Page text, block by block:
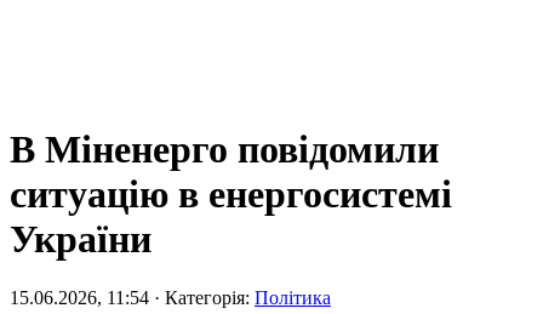
В Міненерго повідомили
ситуацію в енергосистемі
України
15.06.2026, 11:54 · Категорія: Політика